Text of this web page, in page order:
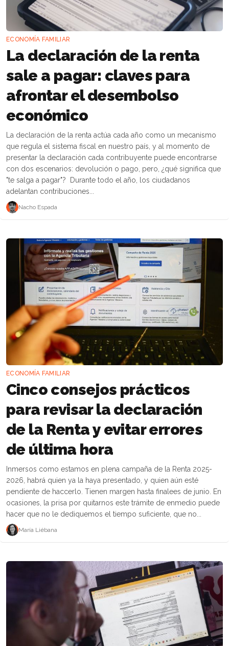
ECONOMÍA FAMILIAR
La declaración de la renta
sale a pagar: claves para
afrontar el desembolso
económico
La declaración de la renta actúa cada año como un mecanismo
que regula el sistema fiscal en nuestro país, y al momento de
presentar la declaración cada contribuyente puede encontrarse
con dos escenarios: devolución o pago, pero, ¿qué significa que
"te salga a pagar"? Durante todo el año, los ciudadanos
adelantan contribuciones...
Nacho Espada
ECONOMÍA FAMILIAR
Cinco consejos prácticos
para revisar la declaración
de la Renta y evitar errores
de última hora
Inmersos como estamos en plena campaña de la Renta 2025-
2026, habrá quien ya la haya presentado, y quien aún esté
pendiente de haccerlo. Tienen margen hasta finalees de junio. En
ocasiones, la prisa por quitarnos este trámite de enmedio puede
hacer que no le dediquemos el tiempo suficiente, que no...
María Liébana